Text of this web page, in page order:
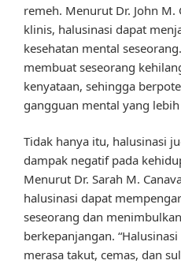
remeh. Menurut Dr. John
klinis, halusinasi dapat
kesehatan mental
membuat seseorang
kenyataan, sehingga
gangguan mental yang lebih
Tidak hanya itu, halusinasi
dampak negatif pada
Menurut Dr. Sarah M.
halusinasi dapat
seseorang dan
berkepanjangan.
merasa takut, cemas, dan